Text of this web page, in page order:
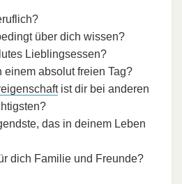
über dich wissen?
Lieblingsessen?
einem absolut freien Tag?
ist dir bei anderen
das in deinem Leben
dich Familie und Freunde?